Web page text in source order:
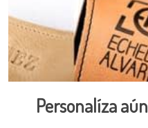
Personalíza